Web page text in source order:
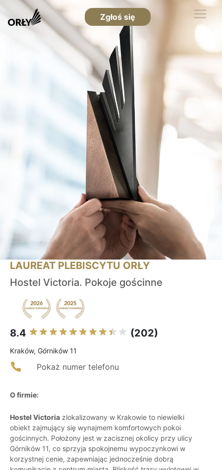
Zgłoś się
LAUREAT PLEBISCYTU ORŁY
Hostel Victoria. Pokoje gościnne
8.4 (202)
Kraków, Górników 11
Pokaż numer telefonu
O firmie:
Hostel Victoria zlokalizowany w Krakowie to niewielki
obiekt zajmujący się wynajmem komfortowych pokoi
gościnnych. Położony jest w zacisznej okolicy przy ulicy
Górników 11, co sprzyja spokojnemu wypoczynkowi w
korzystnej cenie, zapewniając jednocześnie dobrą